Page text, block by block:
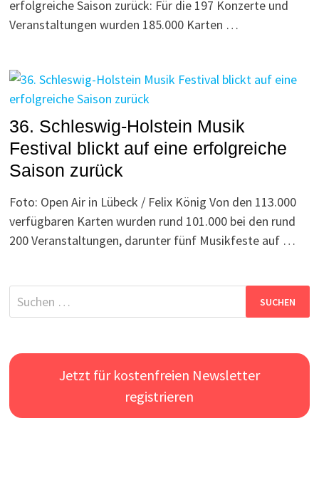
erfolgreiche Saison zurück: Für die 197 Konzerte und
Veranstaltungen wurden 185.000 Karten …
36. Schleswig-Holstein Musik
Festival blickt auf eine erfolgreiche
Saison zurück
Foto: Open Air in Lübeck / Felix König Von den 113.000
verfügbaren Karten wurden rund 101.000 bei den rund
200 Veranstaltungen, darunter fünf Musikfeste auf …
Suchen
nach:
Jetzt für kostenfreien Newsletter
registrieren